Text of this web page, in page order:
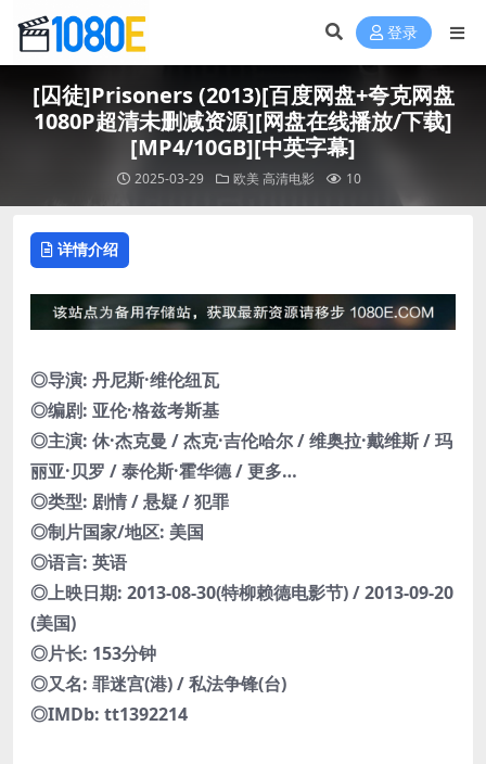
登录
[囚徒]Prisoners (2013)[百度网盘+夸克网盘
1080P超清未删减资源][网盘在线播放/下载]
[MP4/10GB][中英字幕]
2025-03-29 欧美 高清电影 10
详情介绍
◎导演: 丹尼斯·维伦纽瓦
◎编剧: 亚伦·格兹考斯基
◎主演: 休·杰克曼 / 杰克·吉伦哈尔 / 维奥拉·戴维斯 / 玛
丽亚·贝罗 / 泰伦斯·霍华德 / 更多…
◎类型: 剧情 / 悬疑 / 犯罪
◎制片国家/地区: 美国
◎语言: 英语
◎上映日期: 2013-08-30(特柳赖德电影节) / 2013-09-20
(美国)
◎片长: 153分钟
◎又名: 罪迷宫(港) / 私法争锋(台)
◎IMDb: tt1392214